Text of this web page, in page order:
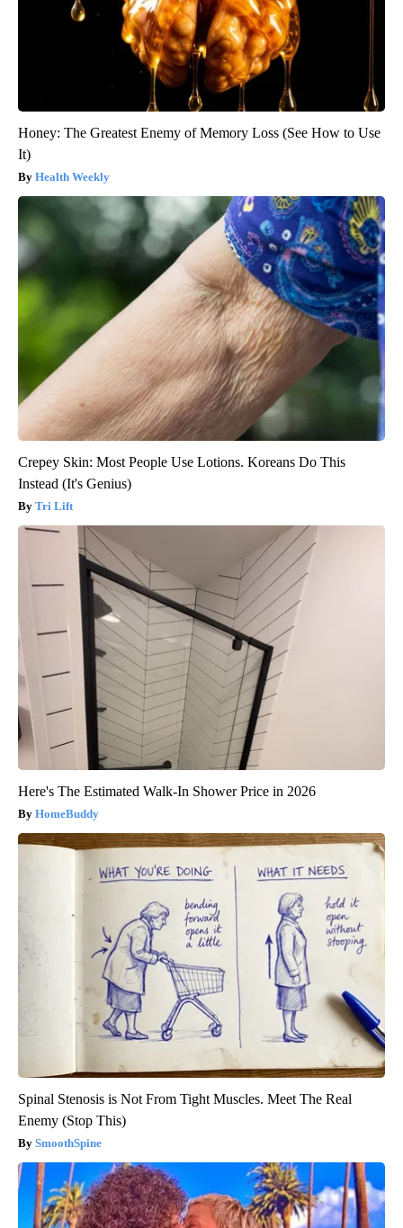
Honey: The Greatest Enemy of Memory Loss (See How to Use
It)
Health Weekly
Crepey Skin: Most People Use Lotions. Koreans Do This
Instead (It's Genius)
Tri Lift
Here's The Estimated Walk-In Shower Price in 2026
HomeBuddy
Spinal Stenosis is Not From Tight Muscles. Meet The Real
Enemy (Stop This)
SmoothSpine